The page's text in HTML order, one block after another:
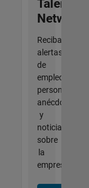
Talent
Network
Reciba
alertas
de
empleo
anécdotas
y
noticias
sobre
la
empresa.